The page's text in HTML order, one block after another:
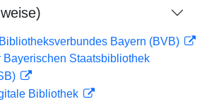
Bayern (BVB)
Bayerischen Staatsbibliothek
Bibliothek